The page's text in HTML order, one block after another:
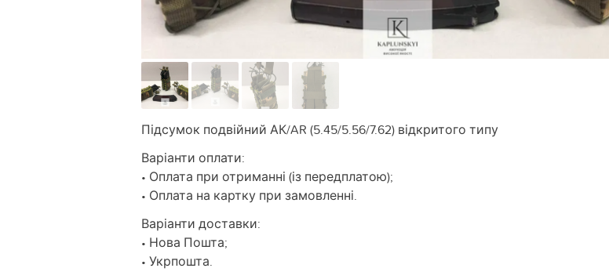
Підсумок подвійний АК/AR (5.45/5.56/7.62) відкритого типу
Варіанти оплати:
• Оплата при отриманні (із передплатою);
• Оплата на картку при замовленні.
Варіанти доставки:
• Нова Пошта;
• Укрпошта.